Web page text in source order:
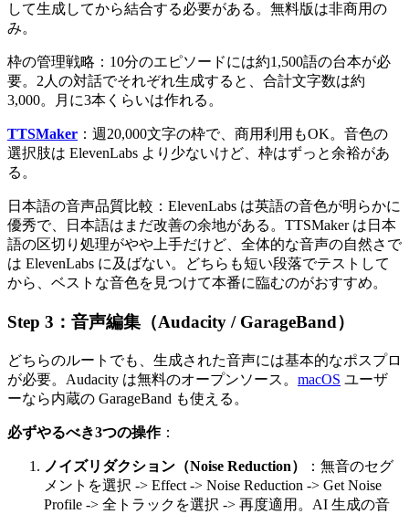
して生成してから結合する必要がある。無料版は非商用の
み。
枠の管理戦略：10分のエピソードには約1,500語の台本が必
要。2人の対話でそれぞれ生成すると、合計文字数は約
3,000。月に3本くらいは作れる。
TTSMaker ：週20,000文字の枠で、商用利用もOK。音色の
選択肢は ElevenLabs より少ないけど、枠はずっと余裕があ
る。
日本語の音声品質比較：ElevenLabs は英語の音色が明らかに
優秀で、日本語はまだ改善の余地がある。TTSMaker は日本
語の区切り処理がやや上手だけど、全体的な音声の自然さで
は ElevenLabs に及ばない。どちらも短い段落でテストして
から、ベストな音色を見つけて本番に臨むのがおすすめ。
Step 3：音声編集（Audacity / GarageBand）
どちらのルートでも、生成された音声には基本的なポスプロ
が必要。Audacity は無料のオープンソース。 macOS ユーザ
ーなら内蔵の GarageBand も使える。
必ずやるべき3つの操作：
ノイズリダクション（Noise Reduction）
：無音のセグ
メントを選択 -> Effect -> Noise Reduction -> Get Noise
Profile -> 全トラックを選択 -> 再度適用。AI 生成の音